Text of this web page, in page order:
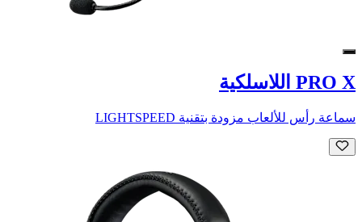
PRO X اللاسلكية
سماعة رأس للألعاب مزودة بتقنية LIGHTSPEED